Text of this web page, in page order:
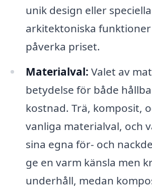
unik design eller speciella
arkitektoniska funktioner
påverka priset.
Materialval: Valet av
betydelse för både
kostnad. Trä, komposit,
vanliga materialval, och
sina egna för- och
ge en varm känsla men
underhåll, medan